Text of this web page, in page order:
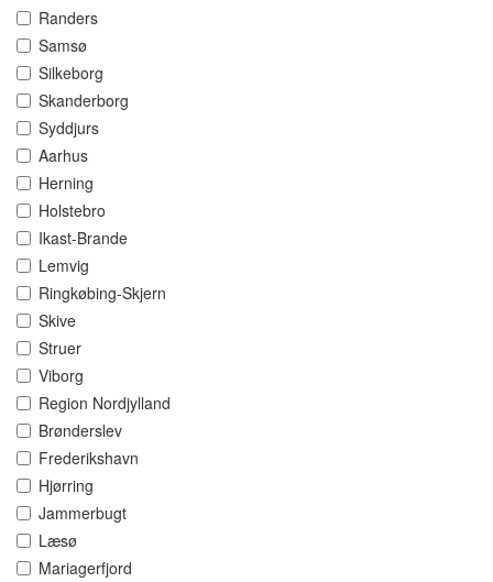
Randers
Samsø
Silkeborg
Skanderborg
Syddjurs
Aarhus
Herning
Holstebro
Ikast-Brande
Lemvig
Ringkøbing-Skjern
Skive
Struer
Viborg
Region Nordjylland
Brønderslev
Frederikshavn
Hjørring
Jammerbugt
Læsø
Mariagerfjord